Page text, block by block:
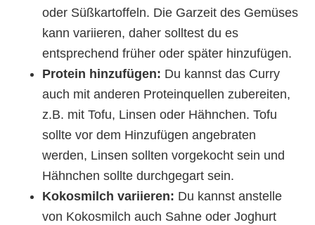
oder Süßkartoffeln. Die Garzeit des Gemüses
kann variieren, daher solltest du es
entsprechend früher oder später hinzufügen.
Protein hinzufügen: Du kannst das Curry
auch mit anderen Proteinquellen zubereiten,
z.B. mit Tofu, Linsen oder Hähnchen. Tofu
sollte vor dem Hinzufügen angebraten
werden, Linsen sollten vorgekocht sein und
Hähnchen sollte durchgegart sein.
Kokosmilch variieren: Du kannst anstelle
von Kokosmilch auch Sahne oder Joghurt